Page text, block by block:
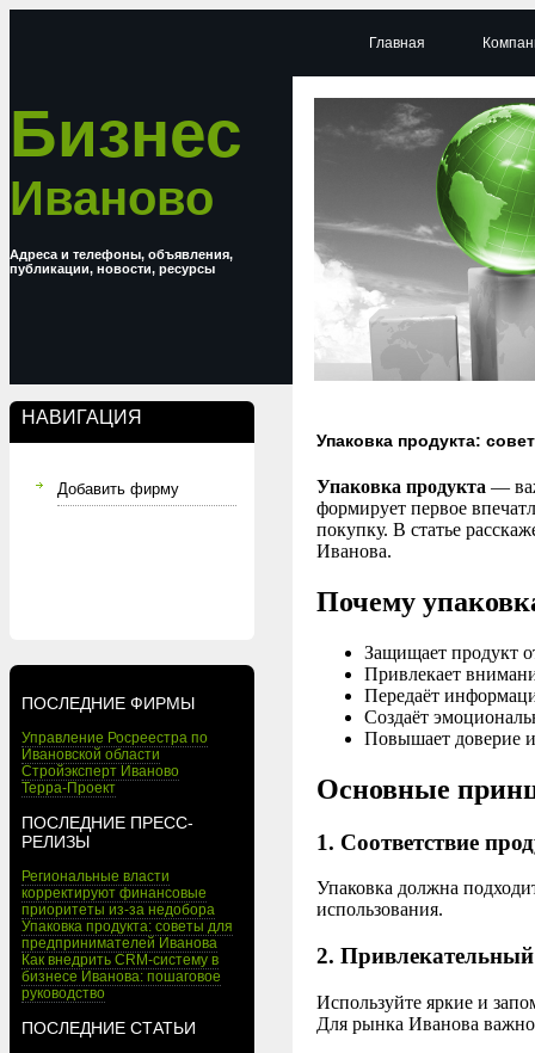
Бизнес
Иваново
Адреса и телефоны, объявления,
публикации, новости, ресурсы
НАВИГАЦИЯ
Добавить фирму
ПОСЛЕДНИЕ ФИРМЫ
Управление Росреестра по
Ивановской области
Стройэксперт Иваново
Терра-Проект
ПОСЛЕДНИЕ ПРЕСС-
РЕЛИЗЫ
Региональные власти
корректируют финансовые
приоритеты из-за недобора
Упаковка продукта: советы для
предпринимателей Иванова
Как внедрить CRM-систему в
бизнесе Иванова: пошаговое
руководство
ПОСЛЕДНИЕ СТАТЬИ
Главная
Упаковка продукта:
Упаковка продукта —
формирует первое
покупку. В статье
Иванова.
Почему
Защищает продукт
Привлекает
Передаёт
Создаёт
Повышает доверие
Основные
1. Соответствие
Упаковка должна
использования.
2.
Используйте яркие и
Для рынка Иванова важно